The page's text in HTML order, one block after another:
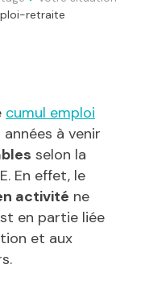
retraite
cumul emploi
à venir
selon la
En effet, le
activité ne
en partie liée
et aux